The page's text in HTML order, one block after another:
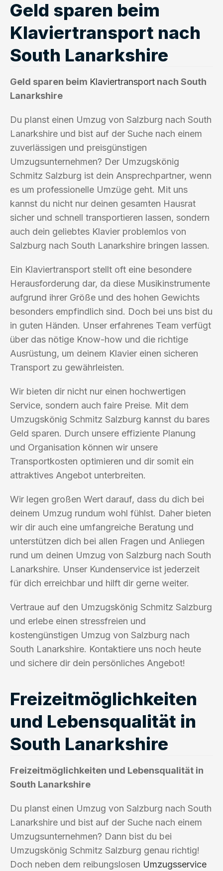
Geld sparen beim
Klaviertransport nach
South Lanarkshire
Geld sparen beim Klaviertransport nach South
Lanarkshire
Du planst einen Umzug von Salzburg nach South
Lanarkshire und bist auf der Suche nach einem
zuverlässigen und preisgünstigen
Umzugsunternehmen? Der Umzugskönig
Schmitz Salzburg ist dein Ansprechpartner, wenn
es um professionelle Umzüge geht. Mit uns
kannst du nicht nur deinen gesamten Hausrat
sicher und schnell transportieren lassen, sondern
auch dein geliebtes Klavier problemlos von
Salzburg nach South Lanarkshire bringen lassen.
Ein Klaviertransport stellt oft eine besondere
Herausforderung dar, da diese Musikinstrumente
aufgrund ihrer Größe und des hohen Gewichts
besonders empfindlich sind. Doch bei uns bist du
in guten Händen. Unser erfahrenes Team verfügt
über das nötige Know-how und die richtige
Ausrüstung, um deinem Klavier einen sicheren
Transport zu gewährleisten.
Wir bieten dir nicht nur einen hochwertigen
Service, sondern auch faire Preise. Mit dem
Umzugskönig Schmitz Salzburg kannst du bares
Geld sparen. Durch unsere effiziente Planung
und Organisation können wir unsere
Transportkosten optimieren und dir somit ein
attraktives Angebot unterbreiten.
Wir legen großen Wert darauf, dass du dich bei
deinem Umzug rundum wohl fühlst. Daher bieten
wir dir auch eine umfangreiche Beratung und
unterstützen dich bei allen Fragen und Anliegen
rund um deinen Umzug von Salzburg nach South
Lanarkshire. Unser Kundenservice ist jederzeit
für dich erreichbar und hilft dir gerne weiter.
Vertraue auf den Umzugskönig Schmitz Salzburg
und erlebe einen stressfreien und
kostengünstigen Umzug von Salzburg nach
South Lanarkshire. Kontaktiere uns noch heute
und sichere dir dein persönliches Angebot!
Freizeitmöglichkeiten
und Lebensqualität in
South Lanarkshire
Freizeitmöglichkeiten und Lebensqualität in
South Lanarkshire
Du planst einen Umzug von Salzburg nach South
Lanarkshire und bist auf der Suche nach einem
Umzugsunternehmen? Dann bist du bei
Umzugskönig Schmitz Salzburg genau richtig!
Doch neben dem reibungslosen Umzugsservice